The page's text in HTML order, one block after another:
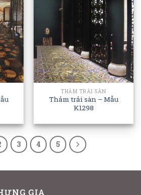
THẢM TRẢI SÀN
Thảm trải sàn – Mẫu
K1298
3 4 5
GIA